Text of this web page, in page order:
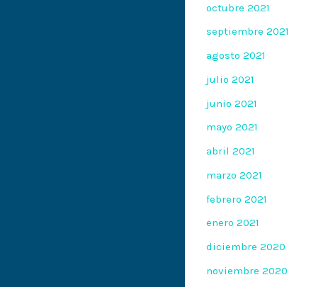
octubre 2021
septiembre 2021
agosto 2021
julio 2021
junio 2021
mayo 2021
abril 2021
marzo 2021
febrero 2021
enero 2021
diciembre 2020
noviembre 2020